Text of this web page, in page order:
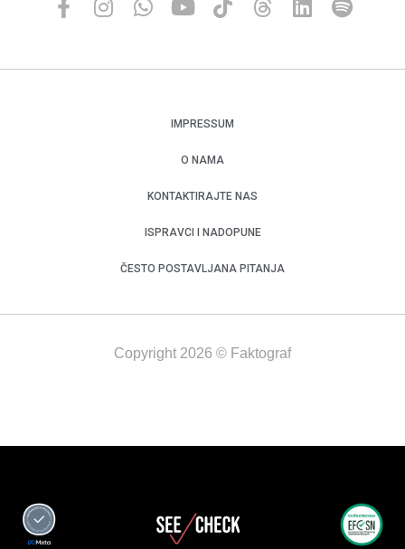
IMPRESSUM
O NAMA
KONTAKTIRAJTE NAS
ISPRAVCI I NADOPUNE
ČESTO POSTAVLJANA PITANJA
Copyright 2026 © Faktograf